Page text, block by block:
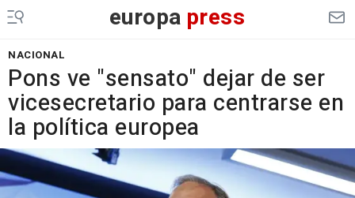
europa press
NACIONAL
Pons ve "sensato" dejar de ser
vicesecretario para centrarse en
la política europea